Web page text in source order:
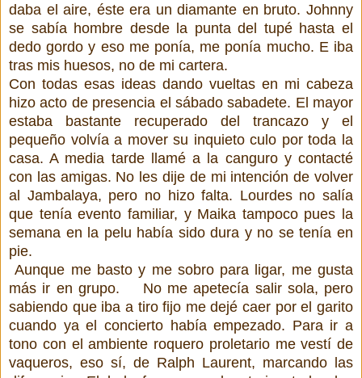
daba el aire, éste era un diamante en bruto. Johnny
se sabía hombre desde la punta del tupé hasta el
dedo gordo y eso me ponía, me ponía mucho. E iba
tras mis huesos, no de mi cartera.
Con todas esas ideas dando vueltas en mi cabeza
hizo acto de presencia el sábado sabadete. El mayor
estaba bastante recuperado del trancazo y el
pequeño volvía a mover su inquieto culo por toda la
casa. A media tarde llamé a la canguro y contacté
con las amigas. No les dije de mi intención de volver
al Jambalaya, pero no hizo falta. Lourdes no salía
que tenía evento familiar, y Maika tampoco pues la
semana en la pelu había sido dura y no se tenía en
pie.
Aunque me basto y me sobro para ligar, me gusta
más ir en grupo.
No me apetecía salir sola, pero
sabiendo que iba a tiro fijo me dejé caer por el garito
cuando ya el concierto había empezado. Para ir a
tono con el ambiente roquero proletario me vestí de
vaqueros, eso sí, de Ralph Laurent, marcando las